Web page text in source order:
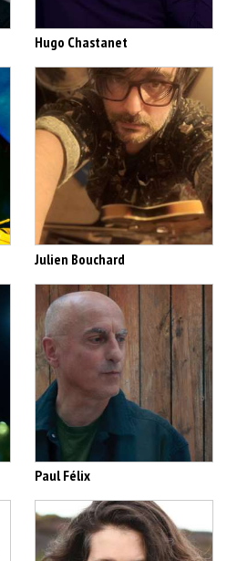
Hugo Chastanet
Julien Bouchard
Paul Félix